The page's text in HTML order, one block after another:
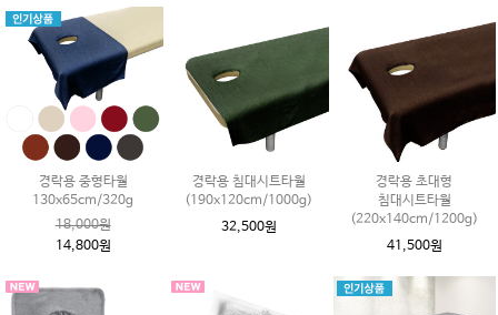
경락용 중형타월
130x65cm/320g
18,000원
14,800원
경락용 침대시트타월
(190x120cm/1000g)
32,500원
경락용 초대형
침대시트타월
(220x140cm/1200g)
41,500원